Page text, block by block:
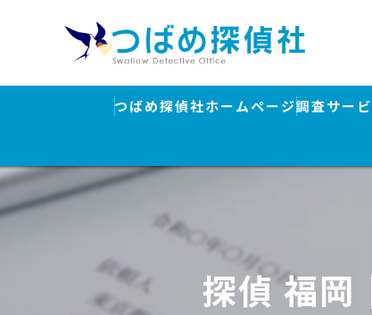
つばめ探偵社ホームページ調査サー
浮気調査
行方調
ストーカ
探偵 福岡